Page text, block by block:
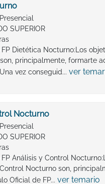
SUPERIOR
Dietética Nocturno:Los
principalmente, formarte
vez conseguid... ver
Nocturno
SUPERIOR
Análisis y Control
Nocturno son,
Oficial de FP... ver temario